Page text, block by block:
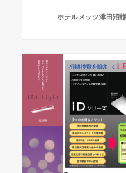
ホテルメッツ津田沼様